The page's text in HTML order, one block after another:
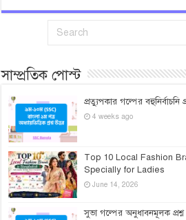
সাম্প্রতিক পোস্ট
প্রত্যুপকার গল্পের বহুনির্বাচনি
4 weeks ago
Top 10 Local Fashion
Specially for Ladies
June 14, 2026
সুভা গল্পের অনুধাবনমূলক প্রশ্ন